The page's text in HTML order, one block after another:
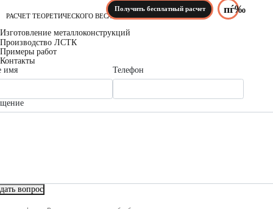
РАСЧЕТ ТЕОРЕТИЧЕСКОГО ВЕСА
Получить бесплатный расчет
Изготовление металлоконструкций
Производство ЛСТК
Примеры работ
Контакты
имя
Телефон
вопрос